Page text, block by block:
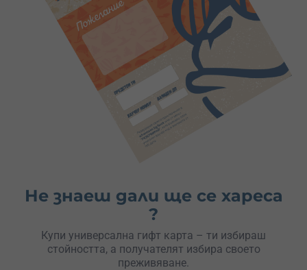
Не знаеш дали ще се хареса
?
Купи универсална гифт карта – ти избираш
стойността, а получателят избира своето
преживяване.